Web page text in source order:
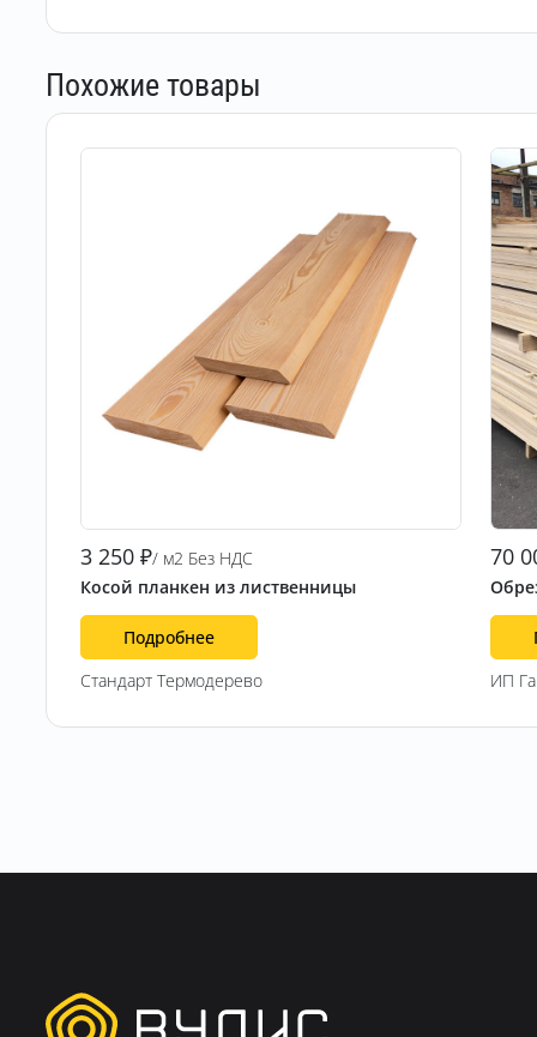
Похожие товары
3 250 ₽/ м2 Без НДС
Косой планкен из лиственницы
Подробнее
Стандарт Термодерево
70
ИП